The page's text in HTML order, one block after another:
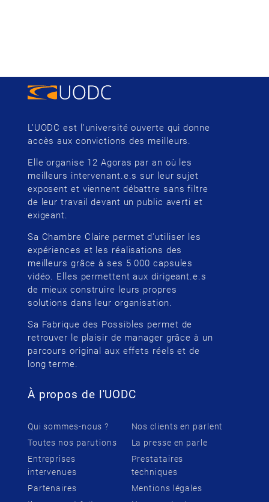
L’UODC est l’université ouverte qui donne
accès aux convictions des meilleurs.
Elle organise 12 Agoras par an où les
meilleurs intervenant.e.s sur leur sujet
exposent et viennent débattre sans filtre
de leur travail devant un public averti et
exigeant.
Sa Chambre Claire permet d’utiliser les
expériences et les réalisations des
meilleurs grâce à ses 5 000 capsules
vidéo. Elles permettent aux dirigeant.e.s
de mieux construire leurs propres
solutions dans leur organisation.
Sa Fabrique des Possibles permet de
retrouver le plaisir de manager grâce à un
parcours original aux effets réels et de
long terme.
À propos de l'UODC
Qui sommes-nous ?
Toutes nos parutions
Entreprises
intervenues
Partenaires
Nos clients en parlent
La presse en parle
Prestataires
techniques
Mentions légales